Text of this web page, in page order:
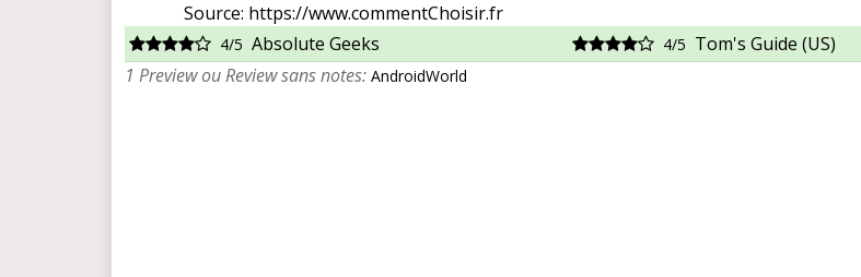
Source: https://www.commentChoisir.fr
4/5 Absolute Geeks 4/5 Tom's Guide (US)
1 Preview ou Review sans notes: AndroidWorld